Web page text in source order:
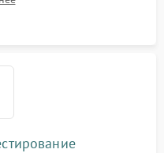
старения АКБ.